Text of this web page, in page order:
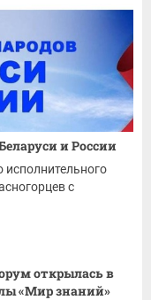
и России
исполнительного
с
открылась в
«Мир знаний»